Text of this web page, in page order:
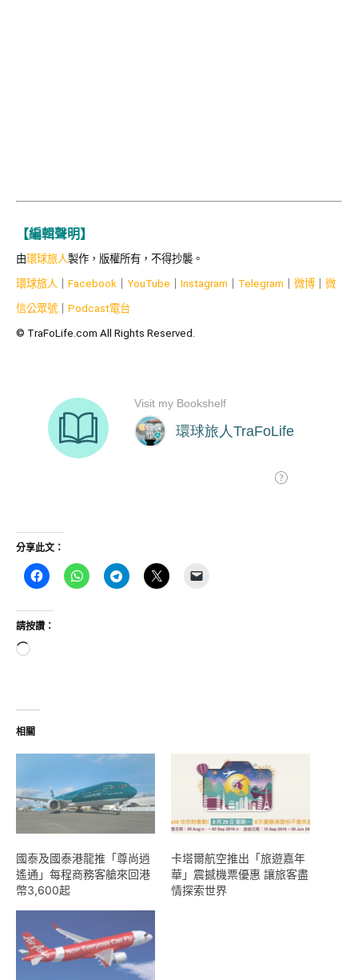
【編輯聲明】
由環球旅人製作，版權所有，不得抄襲。
環球旅人 Facebook YouTube Instagram Telegram 微博 微
信公眾號 Podcast電台
© TraFoLife.com All Rights Reserved.
分享此文：
請按讚：
正
入...
相關
國泰及國泰港龍推「尊尚逍
遙通」每程商務客艙來回港
幣3,600起
卡塔爾航空推出「旅遊嘉年
華」震撼機票優惠 讓旅客盡
情探索世界